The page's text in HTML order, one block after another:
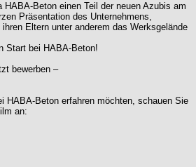
Beton einen Teil der neuen Azubis am
Präsentation des Unternehmens,
Eltern unter anderem das Werksgelände
Start bei HABA-Beton!
bewerben –
HABA-Beton erfahren möchten, schauen Sie
an: